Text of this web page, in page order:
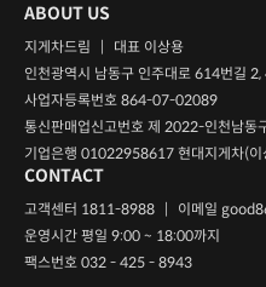
ABOUT US
지게차드림 |
대표 이상용
인천광역시 남동구 인주대로 614번길
사업자등록번호 864-07-02089
통신판매업신고번호 제 2022-인천남동
기업은행 01022958617 현대지게차(이
CONTACT
고객센터 1811-8988 | 이메일
운영시간 평일 9:00 ~ 18:00까지
팩스번호 032 - 425 - 8943